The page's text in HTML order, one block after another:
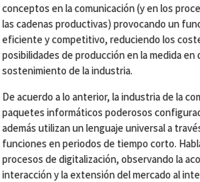
conceptos en la comunicación (y en los
las cadenas productivas) provocando un
eficiente y competitivo, reduciendo los
posibilidades de producción en la medida
sostenimiento de la industria.
De acuerdo a lo anterior, la industria de la
paquetes informáticos poderosos
además utilizan un lenguaje universal a
funciones en periodos de tiempo corto.
procesos de digitalización, observando la
interacción y la extensión del mercado al